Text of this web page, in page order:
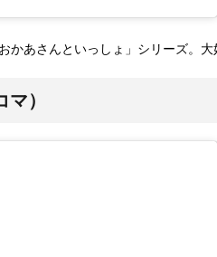
あさんといっしょ」シリーズ。
）